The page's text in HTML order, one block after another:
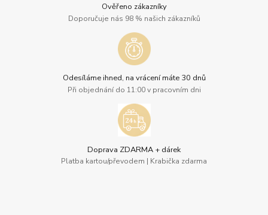
Ověřeno zákazníky
Doporučuje nás 98 % našich zákazníků
Odesíláme ihned, na vrácení máte 30 dnů
Při objednání do 11:00 v pracovním dni
Doprava ZDARMA + dárek
Platba kartou/převodem | Krabička zdarma